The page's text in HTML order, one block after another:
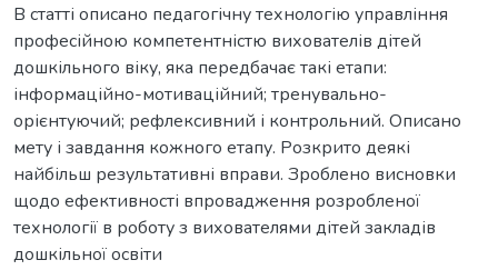
В статті описано педагогічну технологію управління
професійною компетентністю вихователів дітей
дошкільного віку, яка передбачає такі етапи:
інформаційно-мотиваційний; тренувально-
орієнтуючий; рефлексивний і контрольний. Описано
мету і завдання кожного етапу. Розкрито деякі
найбільш результативні вправи. Зроблено висновки
щодо ефективності впровадження розробленої
технології в роботу з вихователями дітей закладів
дошкільної освіти